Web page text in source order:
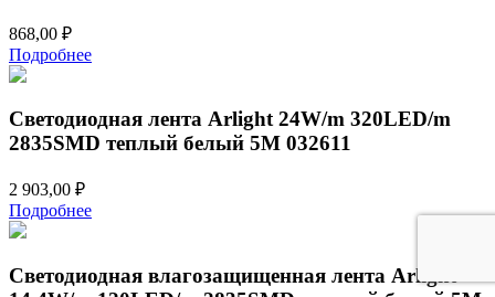
868,00 ₽
Подробнее
Светодиодная лента Arlight 24W/m 320LED/m
2835SMD теплый белый 5M 032611
2 903,00 ₽
Подробнее
Светодиодная влагозащищенная лента Arlight